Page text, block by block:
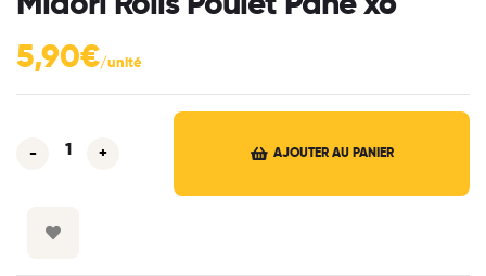
5,90€
- + AJOUTER AU PANIER